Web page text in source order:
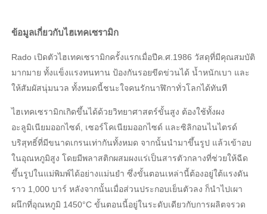
ข้อมูลเกี่ยวกับไฮเทคเซรามิก
Rado เปิดตัวไฮเทคเซรามิกครั้งแรกเมื่อปีค.ศ.1986 วัสดุที่มีคุณสมบัติ
มากมาย ทั้งแข็งแรงทนทาน ป้องกันรอยขีดข่วนได้ น้ำหนักเบา และ
ให้สัมผัสนุ่มนวล ทั้งหมดนี้ชนะใจคนรักนาฬิกาทั่วโลกได้ทันที
ไฮเทคเซรามิกเกิดขึ้นได้ด้วยวิทยาศาสตร์ขั้นสูง ต้องใช้ทั้งผง
อะลูมิเนียมออกไซด์, เซอร์โคเนียมออกไซด์ และซิลิกอนไนไตรด์
บริสุทธิ์ที่มีขนาดเกรนเท่ากันทั้งหมด จากนั้นนำมาขึ้นรูป แล้วเข้าอบ
ในอุณหภูมิสูง โดยมีพลาสติกผสมผงแร่เป็นสารตัวกลางที่ช่วยให้ฉีด
ขึ้นรูปในแม่พิมพ์ได้อย่างแม่นยำ ซึ่งขั้นตอนเหล่านี้ต้องอยู่ใต้แรงดัน
ราว 1,000 บาร์ หลังจากนั้นเมื่อส่วนประกอบเย็นตัวลง ก็นำไปเผา
ผนึกที่อุณหภูมิ 1450°C ขั้นตอนนี้อยู่ในระดับเดียวกับการผลิตจรวด